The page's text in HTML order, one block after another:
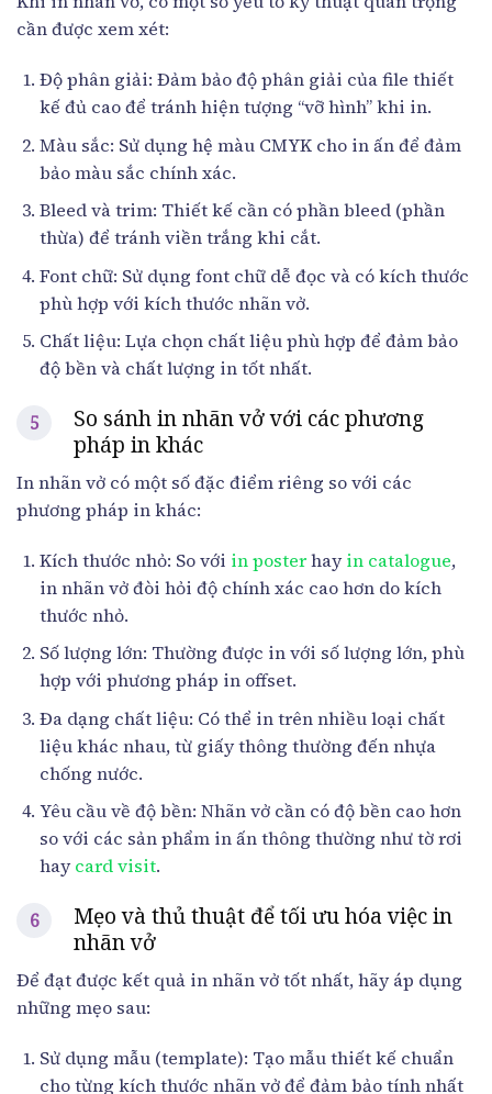
cần được xem xét:
Độ phân giải: Đảm bảo độ phân giải của file thiết
kế đủ cao để tránh hiện tượng “vỡ hình” khi in.
Màu sắc: Sử dụng hệ màu CMYK cho in ấn để đảm
bảo màu sắc chính xác.
Bleed và trim: Thiết kế cần có phần bleed (phần
thừa) để tránh viền trắng khi cắt.
Font chữ: Sử dụng font chữ dễ đọc và có kích thước
phù hợp với kích thước nhãn vở.
Chất liệu: Lựa chọn chất liệu phù hợp để đảm bảo
độ bền và chất lượng in tốt nhất.
So sánh in nhãn vở với các phương
pháp in khác
In nhãn vở có một số đặc điểm riêng so với các
phương pháp in khác:
Kích thước nhỏ: So với in posterhayin catalogue,
in nhãn vở đòi hỏi độ chính xác cao hơn do kích
thước nhỏ.
Số lượng lớn: Thường được in với số lượng lớn, phù
hợp với phương pháp in offset.
Đa dạng chất liệu: Có thể in trên nhiều loại chất
liệu khác nhau, từ giấy thông thường đến nhựa
chống nước.
Yêu cầu về độ bền: Nhãn vở cần có độ bền cao hơn
so với các sản phẩm in ấn thông thường như tờ rơi
haycard visit.
Mẹo và thủ thuật để tối ưu hóa việc in
nhãn vở
Để đạt được kết quả in nhãn vở tốt nhất, hãy áp dụng
những mẹo sau:
Sử dụng mẫu (template): Tạo mẫu thiết kế chuẩn
cho từng kích thước nhãn vở để đảm bảo tính nhất